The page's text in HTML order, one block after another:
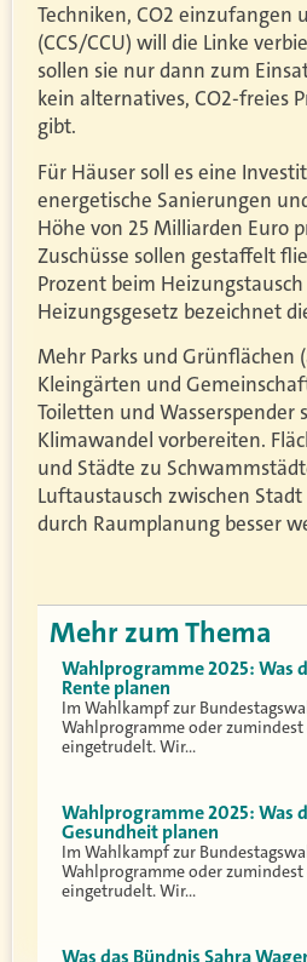
Techniken, CO2 einzufangen
(CCS/CCU) will die Linke
sollen sie nur dann zum
kein alternatives, CO2-freies
gibt.
Für Häuser soll es eine
energetische Sanierungen
Höhe von 25 Milliarden Euro
Zuschüsse sollen gestaffelt
Prozent beim
Heizungsgesetz bezeichnet
Mehr Parks und Grünflächen
Kleingärten und
Toiletten und Wasserspender
Klimawandel vorbereiten.
und Städte zu
Luftaustausch zwischen
durch Raumplanung besser
Mehr zum Thema
Wahlprogramme 2025: Was
Rente planen
Im Wahlkampf zur
Wahlprogramme oder
eingetrudelt. Wir…
Wahlprogramme 2025: Was
Gesundheit planen
Im Wahlkampf zur
Wahlprogramme oder
eingetrudelt. Wir…
Was das Bündnis Sahra